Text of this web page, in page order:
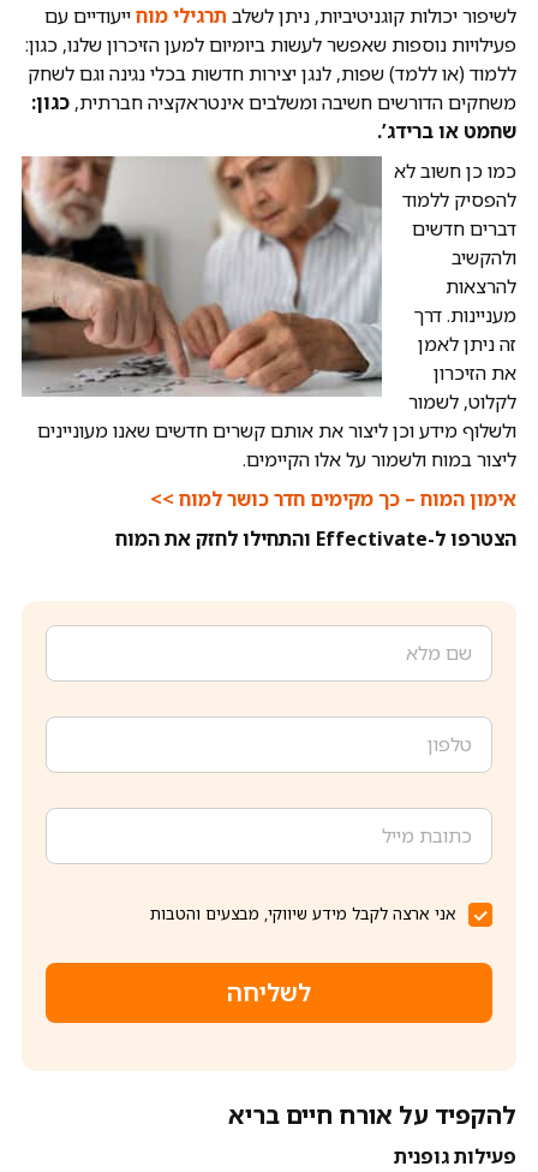
לשיפור יכולות קוגניטיביות, ניתן לשלב תרגילי מוחייעודיים עם
פעילויות נוספות שאפשר לעשות ביומיום למען הזיכרון שלנו, כגון:
ללמוד (או ללמד) שפות, לנגן יצירות חדשות בכלי נגינה וגם לשחק
משחקים הדורשים חשיבה ומשלבים אינטראקציה חברתית, כגון:
שחמט או ברידג’.
כמו כן חשוב לא
להפסיק ללמוד
דברים חדשים
ולהקשיב
להרצאות
מעניינות. דרך
זה ניתן לאמן
את הזיכרון
לקלוט, לשמור
ולשלוף מידע וכן ליצור את אותם קשרים חדשים שאנו מעוניינים
ליצור במוח ולשמור על אלו הקיימים.
אימון המוח – כך מקימים חדר כושר למוח >>
הצטרפו ל-Effectivate והתחילו לחזק את המוח
אני ארצה לקבל מידע שיווקי, מבצעים והטבות
לשליחה
להקפיד על אורח חיים בריא
פעילות גופנית